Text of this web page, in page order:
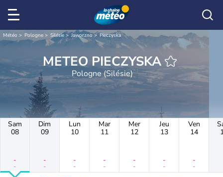
Météo Pologne Silésie Jaworzno Pieczyska
METEO PIECZYSKA
Pologne (Silésie)
Sam
08
-
-
Dim
09
-
-
Lun
10
-
-
Mar
11
-
-
Mer
12
-
-
Jeu
13
-
-
Ven
14
-
-